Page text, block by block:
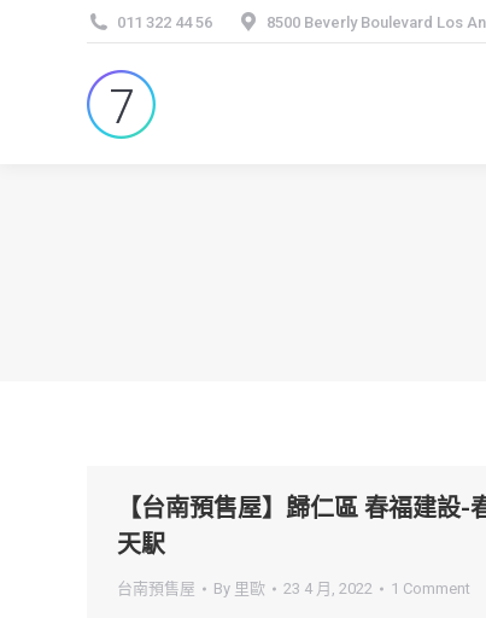
011 322 44 56 8500 Beverly Boulevard Los
【台南預售屋】歸仁區 春福建設-
天駅
台南預售屋 By 里歐 23 4 月, 2022 1 Comment